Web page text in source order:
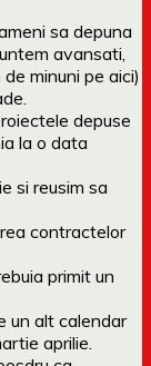
sa depuna
avansati,
minuni pe aici)
depuse
la o data
si reusim sa
contractelor
primit un
un alt calendar
aprilie.